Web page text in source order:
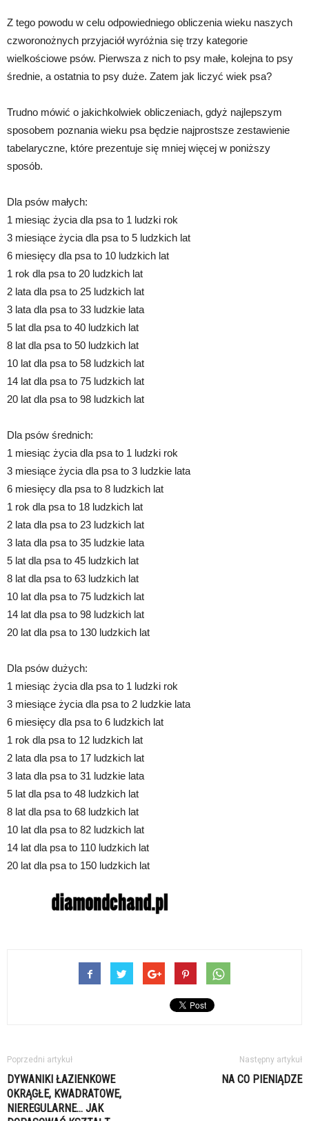
Z tego powodu w celu odpowiedniego obliczenia wieku naszych
czworonożnych przyjaciół wyróżnia się trzy kategorie
wielkościowe psów. Pierwsza z nich to psy małe, kolejna to psy
średnie, a ostatnia to psy duże. Zatem jak liczyć wiek psa?
Trudno mówić o jakichkolwiek obliczeniach, gdyż najlepszym
sposobem poznania wieku psa będzie najprostsze zestawienie
tabelaryczne, które prezentuje się mniej więcej w poniższy
sposób.
Dla psów małych:
1 miesiąc życia dla psa to 1 ludzki rok
3 miesiące życia dla psa to 5 ludzkich lat
6 miesięcy dla psa to 10 ludzkich lat
1 rok dla psa to 20 ludzkich lat
2 lata dla psa to 25 ludzkich lat
3 lata dla psa to 33 ludzkie lata
5 lat dla psa to 40 ludzkich lat
8 lat dla psa to 50 ludzkich lat
10 lat dla psa to 58 ludzkich lat
14 lat dla psa to 75 ludzkich lat
20 lat dla psa to 98 ludzkich lat
Dla psów średnich:
1 miesiąc życia dla psa to 1 ludzki rok
3 miesiące życia dla psa to 3 ludzkie lata
6 miesięcy dla psa to 8 ludzkich lat
1 rok dla psa to 18 ludzkich lat
2 lata dla psa to 23 ludzkich lat
3 lata dla psa to 35 ludzkie lata
5 lat dla psa to 45 ludzkich lat
8 lat dla psa to 63 ludzkich lat
10 lat dla psa to 75 ludzkich lat
14 lat dla psa to 98 ludzkich lat
20 lat dla psa to 130 ludzkich lat
Dla psów dużych:
1 miesiąc życia dla psa to 1 ludzki rok
3 miesiące życia dla psa to 2 ludzkie lata
6 miesięcy dla psa to 6 ludzkich lat
1 rok dla psa to 12 ludzkich lat
2 lata dla psa to 17 ludzkich lat
3 lata dla psa to 31 ludzkie lata
5 lat dla psa to 48 ludzkich lat
8 lat dla psa to 68 ludzkich lat
10 lat dla psa to 82 ludzkich lat
14 lat dla psa to 110 ludzkich lat
20 lat dla psa to 150 ludzkich lat
Poprzedni artykuł
DYWANIKI ŁAZIENKOWE
OKRĄGŁE, KWADRATOWE,
NIEREGULARNE… JAK
Następny artykuł
NA CO PIENIĄDZE